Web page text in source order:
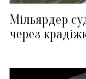
Мільярдер
через